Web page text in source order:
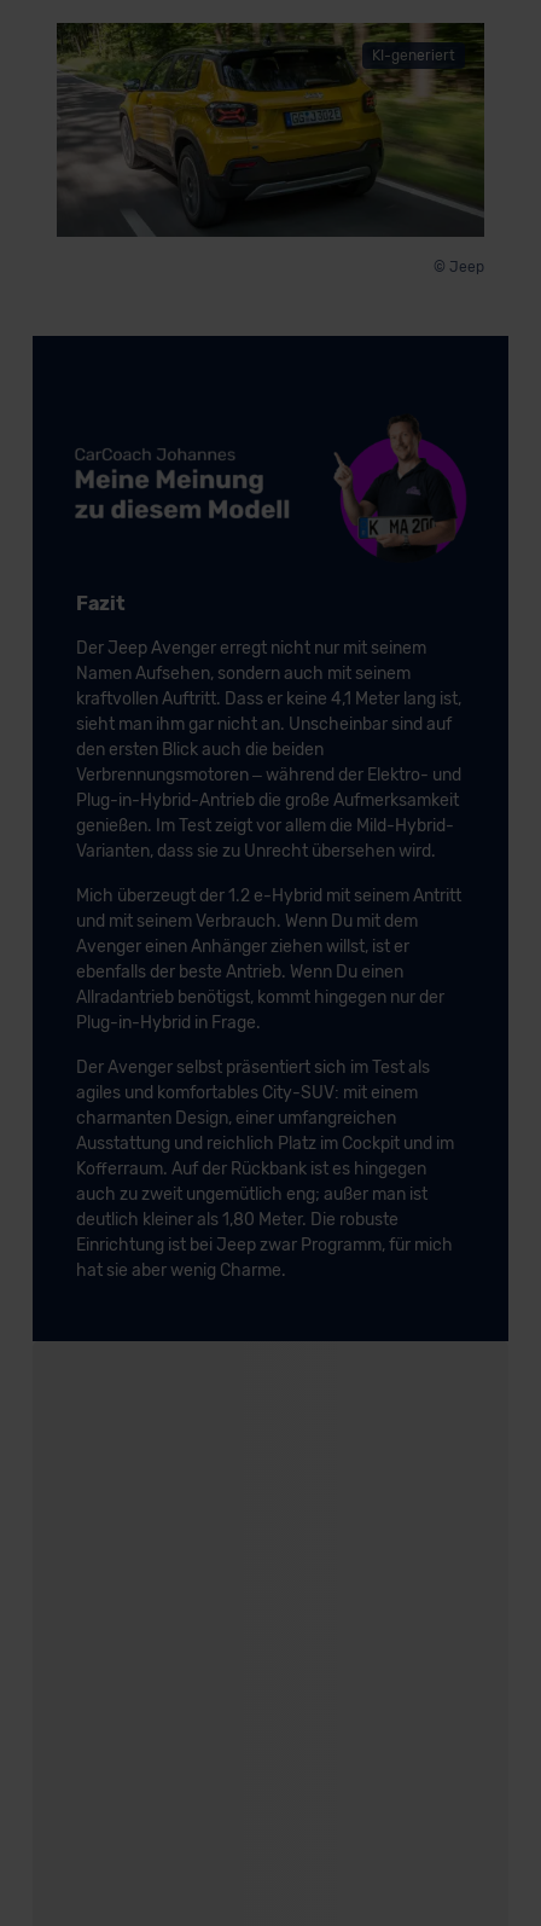
der EU erfolgt, erfolgt dies ausschließlich auf der
Grundlage eines Angemessenheitsbeschlusses der EU-
Kommission (Art. 45 Abs. 1 DSGVO), von
Standarddatenschutzklauseln (Art. 46 Abs. 2 lit. c
DSGVO) oder wenn Sie hierzu Ihre Einwilligung freiwillig
erteilen. Nähere Informationen zu den bestehenden
Datenschutzklauseln können Sie über den Kontakt zu
unserem Datenschutzbeauftragten unter
KI-generiert
© Jeep
Fazit
Der Jeep Avenger erregt nicht nur mit seinem
Namen Aufsehen, sondern auch mit seinem
kraftvollen Auftritt. Dass er keine 4,1 Meter lang ist,
sieht man ihm gar nicht an. Unscheinbar sind auf
den ersten Blick auch die beiden
Verbrennungsmotoren – während der Elektro- und
Plug-in-Hybrid-Antrieb die große Aufmerksamkeit
genießen. Im Test zeigt vor allem die Mild-Hybrid-
Varianten, dass sie zu Unrecht übersehen wird.
Mich überzeugt der 1.2 e-Hybrid mit seinem Antritt
und mit seinem Verbrauch. Wenn Du mit dem
Avenger einen Anhänger ziehen willst, ist er
ebenfalls der beste Antrieb. Wenn Du einen
Allradantrieb benötigst, kommt hingegen nur der
Plug-in-Hybrid in Frage.
Der Avenger selbst präsentiert sich im Test als
agiles und komfortables City-SUV: mit einem
charmanten Design, einer umfangreichen
Ausstattung und reichlich Platz im Cockpit und im
Kofferraum. Auf der Rückbank ist es hingegen
auch zu zweit ungemütlich eng; außer man ist
deutlich kleiner als 1,80 Meter. Die robuste
Einrichtung ist bei Jeep zwar Programm, für mich
hat sie aber wenig Charme.